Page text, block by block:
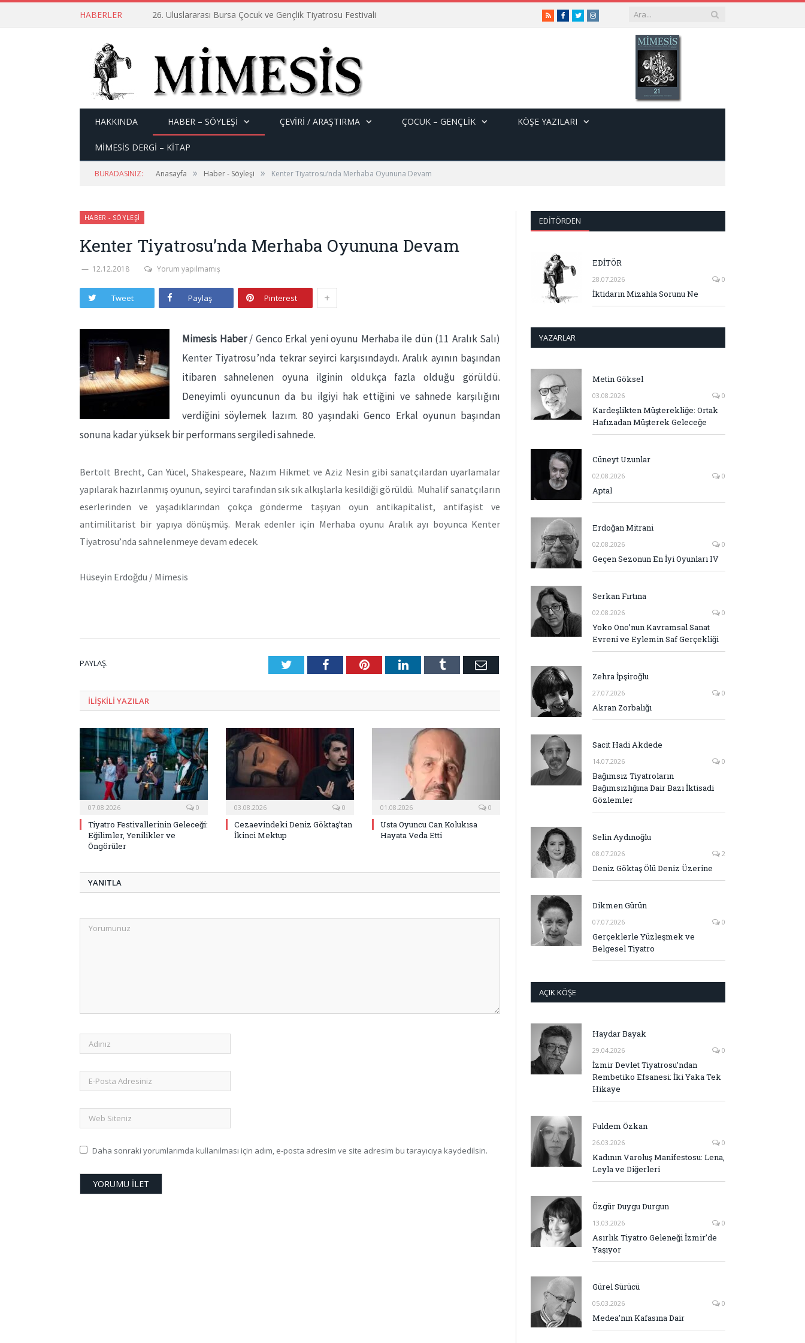
HABERLER 26. Uluslararası Bursa Çocuk ve Gençlik Tiyatrosu Festivali RSSFacebook
TwitterInstagram
HAKKINDA HABER – SÖYLEŞI ÇEVİRİ / ARAŞTIRMA ÇOCUK – GENÇLIK KÖŞE YAZILARI
MİMESİS DERGİ – KİTAP
BURADASINIZ: Anasayfa » Haber - Söyleşi » Kenter Tiyatrosu’nda Merhaba Oyununa Devam
HABER - SÖYLEŞI
Kenter Tiyatrosu’nda Merhaba Oyununa Devam
12.12.2018 Yorum yapılmamış
Tweet Paylaş Pinterest +
Mimesis Haber/ Genco Erkal yeni oyunu Merhaba ile dün (11 Aralık Salı)
Kenter Tiyatrosu’nda tekrar seyirci karşısındaydı. Aralık ayının başından
itibaren sahnelenen oyuna ilginin oldukça fazla olduğu görüldü.
Deneyimli oyuncunun da bu ilgiyi hak ettiğini ve sahnede karşılığını
verdiğini söylemek lazım. 80 yaşındaki Genco Erkal oyunun başından
sonuna kadar yüksek bir performans sergiledi sahnede.
Bertolt Brecht, Can Yücel, Shakespeare, Nazım Hikmet ve Aziz Nesin gibi sanatçılardan uyarlamalar
yapılarak hazırlanmış oyunun, seyirci tarafından sık sık alkışlarla kesildiği görüldü. Muhalif sanatçıların
eserlerinden ve yaşadıklarından çokça gönderme taşıyan oyun antikapitalist, antifaşist ve
antimilitarist bir yapıya dönüşmüş. Merak edenler için Merhaba oyunu Aralık ayı boyunca Kenter
Tiyatrosu’nda sahnelenmeye devam edecek.
Hüseyin Erdoğdu / Mimesis
PAYLAŞ. TwitterFacebookPinterestLinkedInTumblr E-
ILIŞKILI YAZILAR
07.08.2026 0
Tiyatro Festivallerinin Geleceği:
Eğilimler, Yenilikler ve
Öngörüler
03.08.2026 0
Cezaevindeki Deniz Göktaş’tan
İkinci Mektup
01.08.2026 0
Usta Oyuncu Can Kolukısa
Hayata Veda Etti
YANITLA
Daha sonraki yorumlarımda kullanılması için adım, e-posta adresim ve site adresim bu tarayıcıya kaydedilsin.
EDITÖRDEN
EDİTÖR
28.07.2026 0
İktidarın Mizahla Sorunu Ne
YAZARLAR
Metin Göksel
03.08.2026 0
Kardeşlikten Müşterekliğe: Ortak
Hafızadan Müşterek Geleceğe
Cüneyt Uzunlar
02.08.2026 0
Aptal
Erdoğan Mitrani
02.08.2026 0
Geçen Sezonun En İyi Oyunları IV
Serkan Fırtına
02.08.2026 0
Yoko Ono’nun Kavramsal Sanat
Evreni ve Eylemin Saf Gerçekliği
Zehra İpşiroğlu
27.07.2026 0
Akran Zorbalığı
Sacit Hadi Akdede
14.07.2026 0
Bağımsız Tiyatroların
Bağımsızlığına Dair Bazı İktisadi
Gözlemler
Selin Aydınoğlu
08.07.2026 2
Deniz Göktaş Ölü Deniz Üzerine
Dikmen Gürün
07.07.2026 0
Gerçeklerle Yüzleşmek ve
Belgesel Tiyatro
AÇIK KÖŞE
Haydar Bayak
29.04.2026 0
İzmir Devlet Tiyatrosu’ndan
Rembetiko Efsanesi: İki Yaka Tek
Hikaye
Fuldem Özkan
26.03.2026 0
Kadının Varoluş Manifestosu: Lena,
Leyla ve Diğerleri
Özgür Duygu Durgun
13.03.2026 0
Asırlık Tiyatro Geleneği İzmir’de
Yaşıyor
Gürel Sürücü
05.03.2026 0
Medea’nın Kafasına Dair